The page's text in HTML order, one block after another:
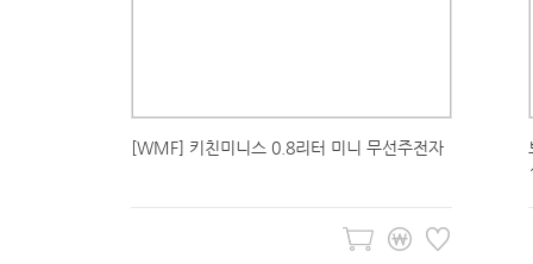
[WMF] 키친미니스 0.8리터 미니 무선주전자